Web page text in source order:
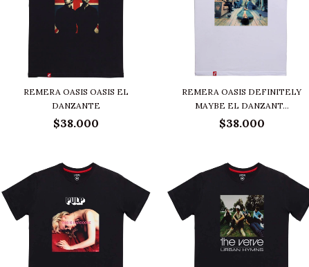
REMERA OASIS OASIS EL
DANZANTE
$38.000
REMERA OASIS DEFINITELY
MAYBE EL DANZANT...
$38.000